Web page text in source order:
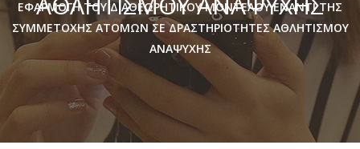
ΕΦΑΡΜΟΓΗ ΤΟΥ ΔΙΑΘΕΩΡΗΤΙΚΟΥ ΜΟΝΤΕΛΟΥ ΕΝΑΝΤΙ ΤΗΣ
ΣΥΜΜΕΤΟΧΗΣ ΑΤΟΜΩΝ ΣΕ ΔΡΑΣΤΗΡΙΟΤΗΤΕΣ ΑΘΛΗΤΙΣΜΟΥ
ΑΝΑΨΥΧΗΣ